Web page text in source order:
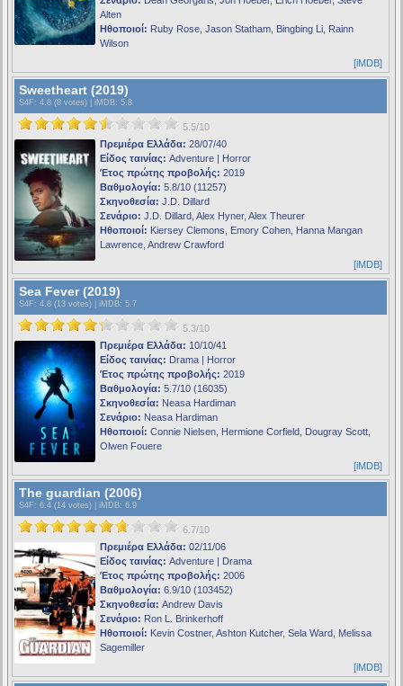
Alten
Ηθοποιοί: Ruby Rose, Jason Statham, Bingbing Li, Rainn
Wilson
[iMDB]
Sweetheart (2019)
S4F : 4.8 (8 votes) | iMDB: 5.8
5.5/10
Πρεμιέρα Ελλάδα: 28/07/40
Είδος ταινίας: Adventure | Horror
Έτος πρώτης προβολής: 2019
Βαθμολογία: 5.8/10 (11257)
Σκηνοθεσία: J.D. Dillard
Σενάριο: J.D. Dillard, Alex Hyner, Alex Theurer
Ηθοποιοί: Kiersey Clemons, Emory Cohen, Hanna Mangan
Lawrence, Andrew Crawford
[iMDB]
Sea Fever (2019)
S4F : 4.8 (13 votes) | iMDB: 5.7
5.3/10
Πρεμιέρα Ελλάδα: 10/10/41
Είδος ταινίας: Drama | Horror
Έτος πρώτης προβολής: 2019
Βαθμολογία: 5.7/10 (16035)
Σκηνοθεσία: Neasa Hardiman
Σενάριο: Neasa Hardiman
Ηθοποιοί: Connie Nielsen, Hermione Corfield, Dougray Scott,
Olwen Fouere
[iMDB]
The guardian (2006)
S4F : 6.4 (14 votes) | iMDB: 6.9
6.7/10
Πρεμιέρα Ελλάδα: 02/11/06
Είδος ταινίας: Adventure | Drama
Έτος πρώτης προβολής: 2006
Βαθμολογία: 6.9/10 (103452)
Σκηνοθεσία: Andrew Davis
Σενάριο: Ron L. Brinkerhoff
Ηθοποιοί: Kevin Costner, Ashton Kutcher, Sela Ward, Melissa
Sagemiller
[iMDB]